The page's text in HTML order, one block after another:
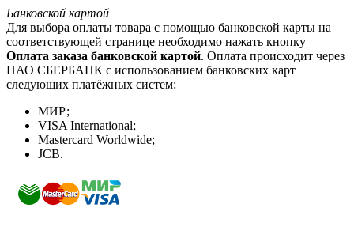
Банковской картой
Для выбора оплаты товара с помощью банковской карты на
соответствующей странице необходимо нажать кнопку
Оплата заказа банковской картой. Оплата происходит через
ПАО СБЕРБАНК с использованием банковских карт
следующих платёжных систем:
МИР;
VISA International;
Mastercard Worldwide;
JCB.